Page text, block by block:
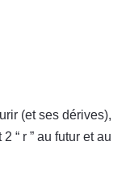
(et ses dérives),
“ r ” au futur et au